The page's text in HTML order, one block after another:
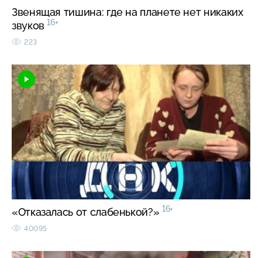
Звенящая тишина: где на планете нет никаких
звуков 16+
223
«Отказалась от слабенькой?» 16+
40095